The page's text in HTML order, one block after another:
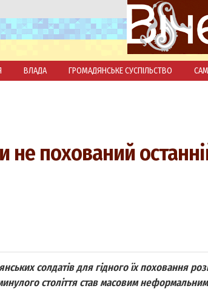
ВЛАДА ГРОМАДЯНСЬКЕ СУСПІЛЬСТВО
не похований
солдатів для гідного їх поховання
століття став масовим